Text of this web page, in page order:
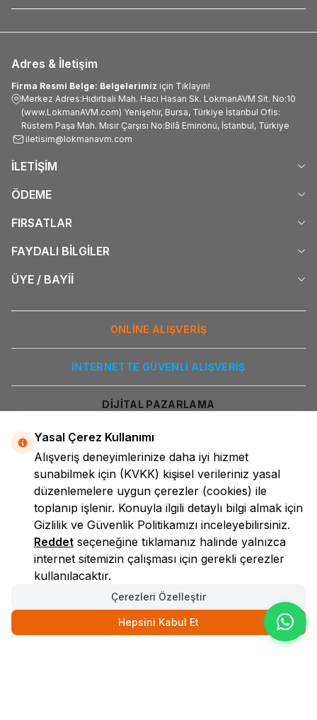
Adres & İletişim
Firma Resmi Belge: Belgelerimiz için Tıklayın!
Merkez Adres:Hıdırbali Mah. Hacı Hasan Sk. LokmanAVM Sit. No:10
(www.LokmanAVM.com) Yenişehir, Bursa, Türkiye İstanbul Ofis:
Rüstem Paşa Mah. Mısır Çarşısı No:Bilâ Eminönü, İstanbul, Türkiye
iletisim@lokmanavm.com
İLETİŞİM
ÖDEME
FIRSATLAR
FAYDALI BİLGİLER
ÜYE / BAYİİ
ONLİNE ALIŞVERİŞ
İNTERNETTE GÜVENLİ ALIŞVERİŞ
DİJİTAL PAZARLAMA
LokmanAVM
Yasal Çerez Kullanımı
Alışveriş deneyimlerinize daha iyi hizmet
sunabilmek için (KVKK) kişisel verileriniz yasal
düzenlemelere uygun çerezler (cookies) ile
toplanıp işlenir. Konuyla ilgili detaylı bilgi almak için
Gizlilik ve Güvenlik Politikamızı inceleyebilirsiniz.
Reddet seçeneğine tıklamanız halinde yalnızca
internet sitemizin çalışması için gerekli çerezler
kullanılacaktır.
Çerezleri Özelleştir
Hepsini Kabul Et